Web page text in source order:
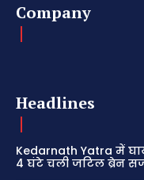
Company
Headlines
Kedarnath Yatra में
4 घंटे चली जटिल ब्रेन